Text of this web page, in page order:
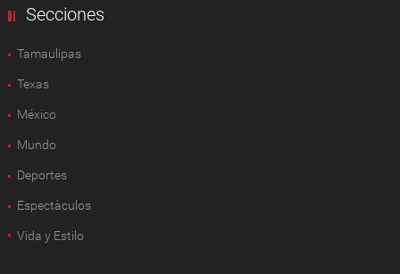
Secciones
Tamaulipas
Texas
México
Mundo
Deportes
Espectàculos
Vida y Estilo